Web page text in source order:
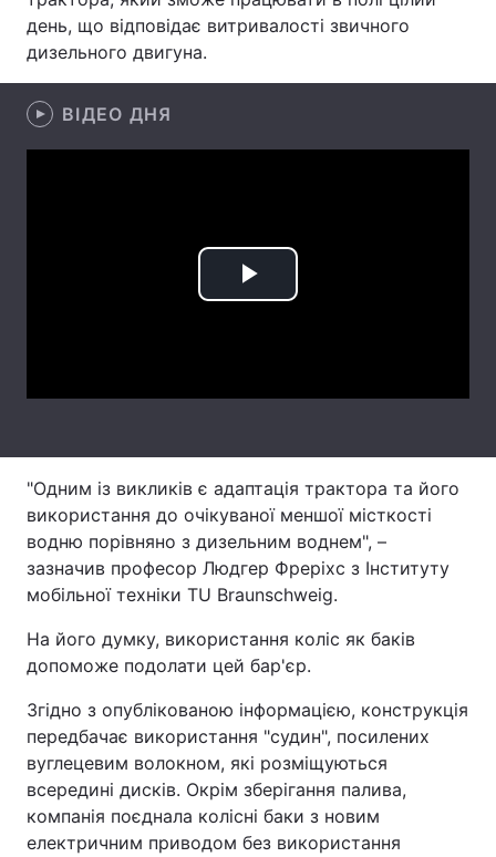
Інтерв'ю
Архів
Контакти
день, що відповідає витривалості звичного
дизельного двигуна.
ВІДЕО ДНЯ
Play
"Одним із викликів є адаптація трактора та його
використання до очікуваної меншої місткості
водню порівняно з дизельним воднем", –
зазначив професор Людгер Фреріхс з Інституту
мобільної техніки TU Braunschweig.
На його думку, використання коліс як баків
допоможе подолати цей бар'єр.
Згідно з опублікованою інформацією, конструкція
передбачає використання "судин", посилених
вуглецевим волокном, які розміщуються
всередині дисків. Окрім зберігання палива,
компанія поєднала колісні баки з новим
електричним приводом без використання